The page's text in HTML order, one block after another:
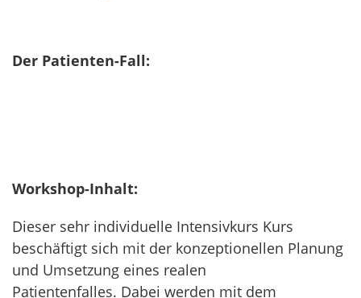
Der Patienten-Fall:
Workshop-Inhalt:
Dieser sehr individuelle Intensivkurs Kurs
beschäftigt sich mit der konzeptionellen Planung
und Umsetzung eines realen
Patientenfalles. Dabei werden mit dem